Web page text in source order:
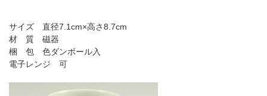
サイズ 直径7.1cm×高さ8.7cm
材 質 磁器
梱 包 色ダンボール入
電子レンジ 可